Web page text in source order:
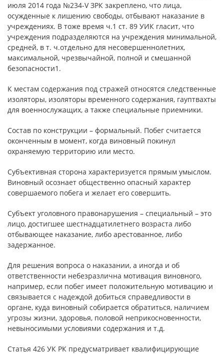
июля 2014 года №234-V ЗРК закреплено, что лица,
осужденные к лишению свободы, отбывают наказание в
учреждениях. В тоже время ч.1 ст. 89 УИК гласит, что
учреждения подразделяются на учреждения минимальной,
средней, в т. ч.отдельно для несовершеннолетних,
максимальной, чрезвычайной, полной и смешанной
безопасности1.
К местам содержания под стражей относятся следственные
изоляторы, изоляторы временного содержания, гауптвахты
для военнослужащих, а также специальные приемники.
Состав по конструкции – формальный. Побег считается
оконченным в момент, когда виновный покинул
охраняемую территорию или место.
Субъективная сторона характеризуется прямым умыслом.
Виновный осознает общественно опасный характер
совершаемого побега и желает его совершить.
Субъект уголовного правонарушения – специальный – это
лицо, достигшее шестнадцатилетнего возраста либо
отбывающее наказание, либо арестованное, либо
задержанное.
Для решения вопроса о наказании, а иногда и об
ответственности небезразлична мотивация виновного,
например, если побег имеет положительную мотивацию и
связывается с надеждой добиться справедливости в
органе, куда виновный собирается обратиться, наличием
угрозы жизни, здоровья, половой неприкосновенности,
невыносимыми условиями содержания и т.д.
Статья 426 УК РК предусматривает квалифицирующие